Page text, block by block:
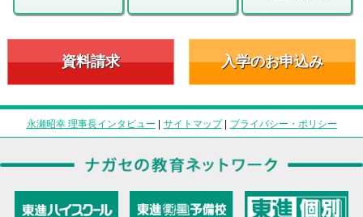
資料請求 入学のお申込み
永瀬昭幸 理事長インタビュー | サイトマップ| プライバシー・ポリシー